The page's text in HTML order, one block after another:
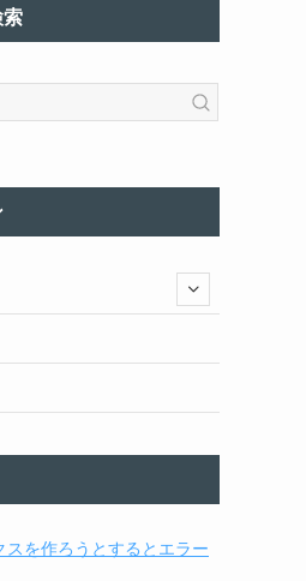
索
スを作ろうとするとエラー